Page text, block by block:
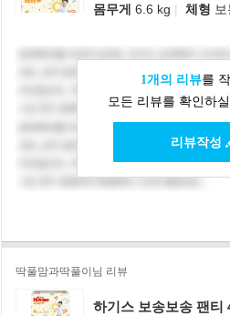
몸무게 6.6 kg | 체형 보
1개의 리뷰를
모든 리뷰를 확인하
리뷰작성
딱풀맘과딱풀이님 리뷰
하기스 보송보송 팬티